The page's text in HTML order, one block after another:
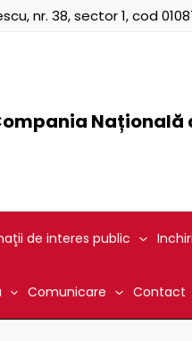
nr. 38, sector 1, cod
Națională
de interes public
Comunicare Contact